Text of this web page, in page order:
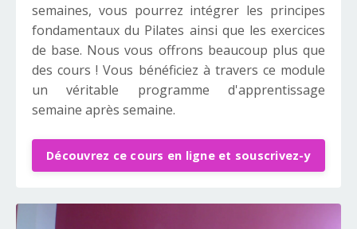
semaines, vous pourrez intégrer les principes
fondamentaux du Pilates ainsi que les exercices
de base. Nous vous offrons beaucoup plus que
des cours ! Vous bénéficiez à travers ce module
un véritable programme d'apprentissage
semaine après semaine.
Découvrez ce cours en ligne et souscrivez-y